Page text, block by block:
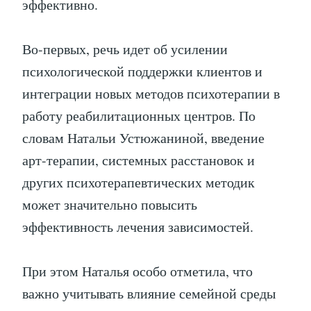
эффективно.
Во-первых, речь идет об усилении
психологической поддержки клиентов и
интеграции новых методов психотерапии в
работу реабилитационных центров. По
словам Натальи Устюжаниной, введение
арт-терапии, системных расстановок и
других психотерапевтических методик
может значительно повысить
эффективность лечения зависимостей.
При этом Наталья особо отметила, что
важно учитывать влияние семейной среды